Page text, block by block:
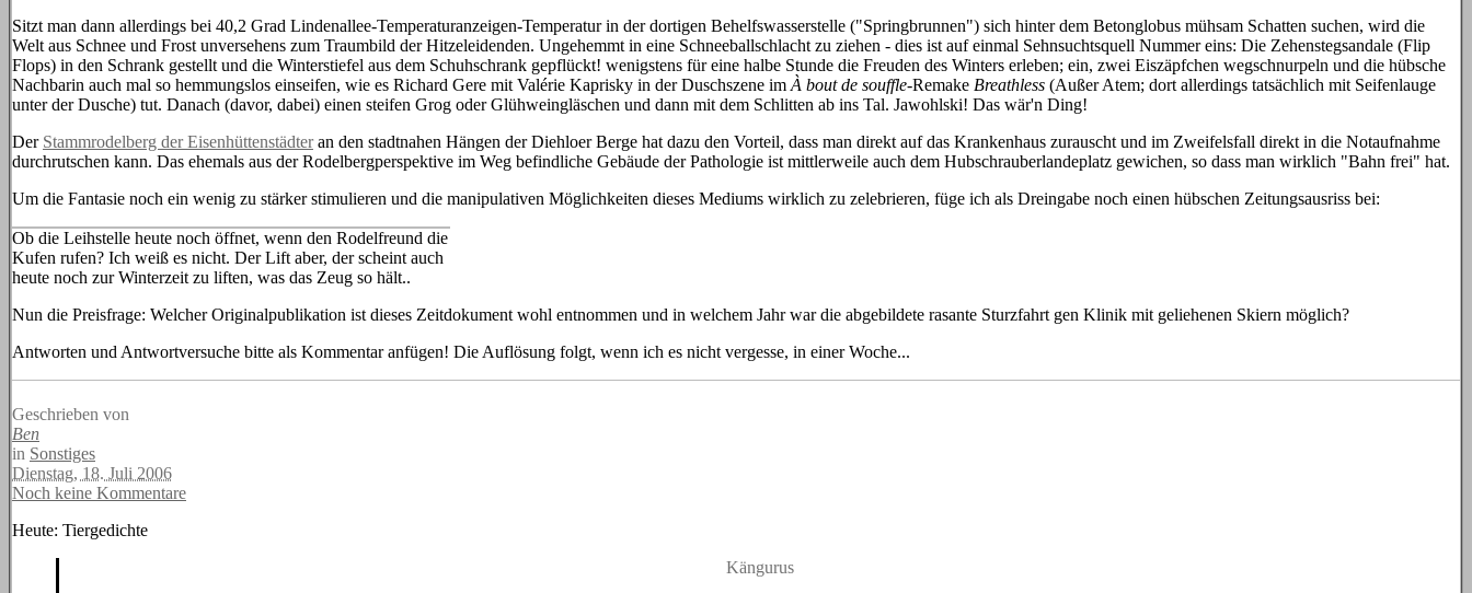
Sitzt man dann allerdings bei 40,2 Grad Lindenallee-Temperaturanzeigen-Temperatur in der dortigen Behelfswasserstelle ("Springbrunnen") sich hinter dem Betonglobus mühsam Schatten suchen, wird die
Welt aus Schnee und Frost unversehens zum Traumbild der Hitzeleidenden. Ungehemmt in eine Schneeballschlacht zu ziehen - dies ist auf einmal Sehnsuchtsquell Nummer eins: Die Zehenstegsandale (Flip
Flops) in den Schrank gestellt und die Winterstiefel aus dem Schuhschrank gepflückt! wenigstens für eine halbe Stunde die Freuden des Winters erleben; ein, zwei Eiszäpfchen wegschnurpeln und die hübsche
Nachbarin auch mal so hemmungslos einseifen, wie es Richard Gere mit Valérie Kaprisky in der Duschszene im À bout de souffle-Remake Breathless (Außer Atem; dort allerdings tatsächlich mit Seifenlauge
unter der Dusche) tut. Danach (davor, dabei) einen steifen Grog oder Glühweingläschen und dann mit dem Schlitten ab ins Tal. Jawohlski! Das wär'n Ding!
Der Stammrodelberg der Eisenhüttenstädteran den stadtnahen Hängen der Diehloer Berge hat dazu den Vorteil, dass man direkt auf das Krankenhaus zurauscht und im Zweifelsfall direkt in die Notaufnahme
durchrutschen kann. Das ehemals aus der Rodelbergperspektive im Weg befindliche Gebäude der Pathologie ist mittlerweile auch dem Hubschrauberlandeplatz gewichen, so dass man wirklich "Bahn frei" hat.
Um die Fantasie noch ein wenig zu stärker stimulieren und die manipulativen Möglichkeiten dieses Mediums wirklich zu zelebrieren, füge ich als Dreingabe noch einen hübschen Zeitungsausriss bei:
Ob die Leihstelle heute noch öffnet, wenn den Rodelfreund die
Kufen rufen? Ich weiß es nicht. Der Lift aber, der scheint auch
heute noch zur Winterzeit zu liften, was das Zeug so hält..
Nun die Preisfrage: Welcher Originalpublikation ist dieses Zeitdokument wohl entnommen und in welchem Jahr war die abgebildete rasante Sturzfahrt gen Klinik mit geliehenen Skiern möglich?
Antworten und Antwortversuche bitte als Kommentar anfügen! Die Auflösung folgt, wenn ich es nicht vergesse, in einer Woche...
Geschrieben von
Ben
in Sonstiges
Dienstag, 18. Juli 2006
Noch keine Kommentare
Heute: Tiergedichte
Kängurus